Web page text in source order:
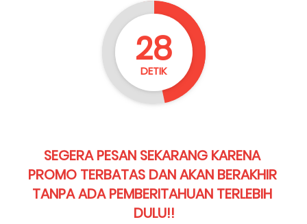
26
DETIK
SEGERA PESAN SEKARANG KARENA
PROMO TERBATAS DAN AKAN BERAKHIR
TANPA ADA PEMBERITAHUAN TERLEBIH
DULU!!